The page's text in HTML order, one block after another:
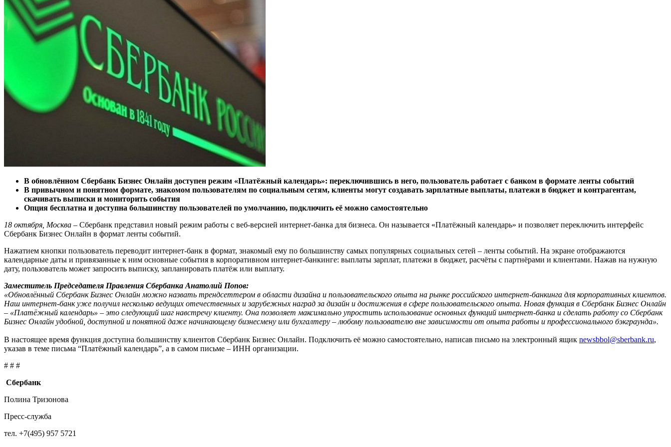
В обновлённом Сбербанк Бизнес Онлайн доступен режим «Платёжный календарь»: переключившись в него, пользователь работает с банком в формате ленты событий
В привычном и понятном формате, знакомом пользователям по социальным сетям, клиенты могут создавать зарплатные выплаты, платежи в бюджет и контрагентам,
скачивать выписки и мониторить события
Опция бесплатна и доступна большинству пользователей по умолчанию, подключить её можно самостоятельно
18 октября, Москва – Сбербанк представил новый режим работы с веб-версией интернет-банка для бизнеса. Он называется «Платёжный календарь» и позволяет переключить интерфейс
Сбербанк Бизнес Онлайн в формат ленты событий.
Нажатием кнопки пользователь переводит интернет-банк в формат, знакомый ему по большинству самых популярных социальных сетей – ленты событий. На экране отображаются
календарные даты и привязанные к ним основные события в корпоративном интернет-банкинге: выплаты зарплат, платежи в бюджет, расчёты с партнёрами и клиентами. Нажав на нужную
дату, пользователь может запросить выписку, запланировать платёж или выплату.
Заместитель Председателя Правления Сбербанка Анатолий Попов:
«Обновлённый Сбербанк Бизнес Онлайн можно назвать трендсеттером в области дизайна и пользовательского опыта на рынке российского интернет-банкинга для корпоративных клиентов.
Наш интернет-банк уже получил несколько ведущих отечественных и зарубежных наград за дизайн и достижения в сфере пользовательского опыта. Новая функция в Сбербанк Бизнес Онлайн
– «Платёжный календарь» – это следующий шаг навстречу клиенту. Она позволяет максимально упростить использование основных функций интернет-банка и сделать работу со Сбербанк
Бизнес Онлайн удобной, доступной и понятной даже начинающему бизнесмену или бухгалтеру – любому пользователю вне зависимости от опыта работы и профессионального бэкграунда».
В настоящее время функция доступна большинству клиентов Сбербанк Бизнес Онлайн. Подключить её можно самостоятельно, написав письмо на электронный ящик newsbbol@sberbank.ru,
указав в теме письма “Платёжный календарь”, а в самом письме – ИНН организации.
# # #
Сбербанк
Полина Тризонова
Пресс-служба
тел. +7(495) 957 5721